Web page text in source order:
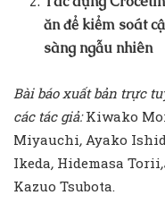
ănđể kiểm soát
sàng ngẫu nhiên
Bài báo xuất bản trực
các tác giả:Kiwako
Miyauchi, Ayako
Ikeda, Hidemasa Torii
Kazuo Tsubota.